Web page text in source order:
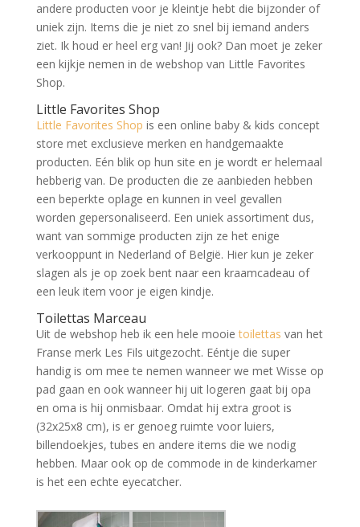
andere producten voor je kleintje hebt die bijzonder of
uniek zijn. Items die je niet zo snel bij iemand anders
ziet. Ik houd er heel erg van! Jij ook? Dan moet je zeker
een kijkje nemen in de webshop van Little Favorites
Shop.
Little Favorites Shop
Little Favorites Shop is een online baby & kids concept
store met exclusieve merken en handgemaakte
producten. Eén blik op hun site en je wordt er helemaal
hebberig van. De producten die ze aanbieden hebben
een beperkte oplage en kunnen in veel gevallen
worden gepersonaliseerd. Een uniek assortiment dus,
want van sommige producten zijn ze het enige
verkooppunt in Nederland of België. Hier kun je zeker
slagen als je op zoek bent naar een kraamcadeau of
een leuk item voor je eigen kindje.
Toilettas Marceau
Uit de webshop heb ik een hele mooietoilettas van het
Franse merk Les Fils uitgezocht. Eéntje die super
handig is om mee te nemen wanneer we met Wisse op
pad gaan en ook wanneer hij uit logeren gaat bij opa
en oma is hij onmisbaar. Omdat hij extra groot is
(32x25x8 cm), is er genoeg ruimte voor luiers,
billendoekjes, tubes en andere items die we nodig
hebben. Maar ook op de commode in de kinderkamer
is het een echte eyecatcher.